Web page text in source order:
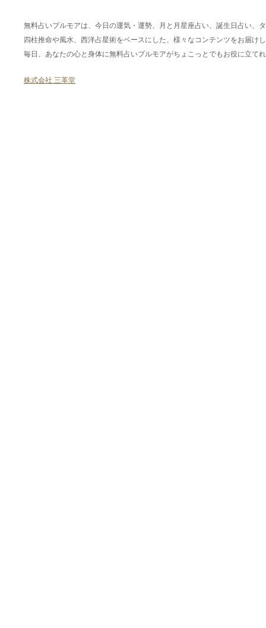
無料占いプルモアは、今日の運気・運勢、月と月星座占い、誕生日占い、
四柱推命や風水、西洋占星術をベースにした、様々なコンテンツをお届け
毎日、あなたの心と身体に無料占いプルモアがちょこっとでもお役に立て
株式会社 三革堂